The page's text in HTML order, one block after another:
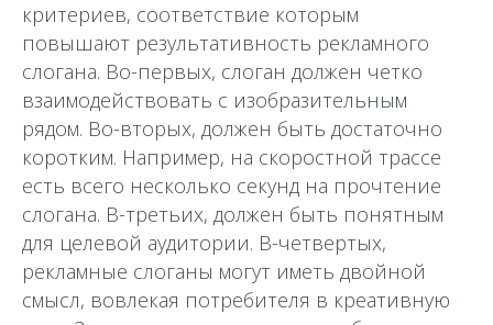
критериев, соответствие которым
повышают результативность рекламного
слогана. Во-первых, слоган должен четко
взаимодействовать с изобразительным
рядом. Во-вторых, должен быть достаточно
коротким. Например, на скоростной трассе
есть всего несколько секунд на прочтение
слогана. В-третьих, должен быть понятным
для целевой аудитории. В-четвертых,
рекламные слоганы могут иметь двойной
смысл, вовлекая потребителя в креативную